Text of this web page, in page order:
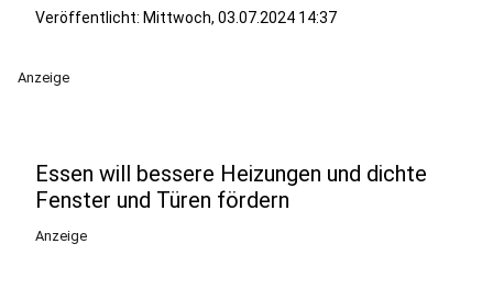
Veröffentlicht: Mittwoch, 03.07.2024 14:37
Anzeige
Essen will bessere Heizungen und dichte
Fenster und Türen fördern
Anzeige